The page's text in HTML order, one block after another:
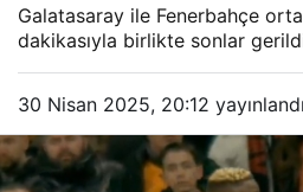
Galatasaray ile Fenerbahçe
dakikasıyla birlikte sonlar
30 Nisan 2025, 20:12 yayınlandı